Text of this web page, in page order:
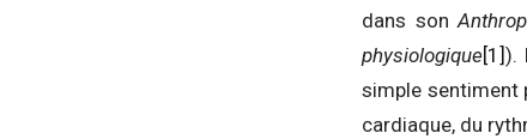
dans son
physiologique[1]).
simple sentiment
cardiaque, du